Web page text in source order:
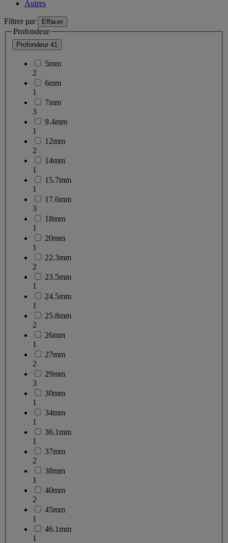
Autres
Filtrer par Effacer
Profondeur
Profondeur 41
5mm
2
6mm
1
7mm
3
9.4mm
1
12mm
2
14mm
1
15.7mm
1
17.6mm
3
18mm
1
20mm
1
22.3mm
2
23.5mm
1
24.5mm
1
25.8mm
2
26mm
1
27mm
2
29mm
3
30mm
1
34mm
1
36.1mm
1
37mm
2
38mm
1
40mm
2
45mm
1
46.1mm
1